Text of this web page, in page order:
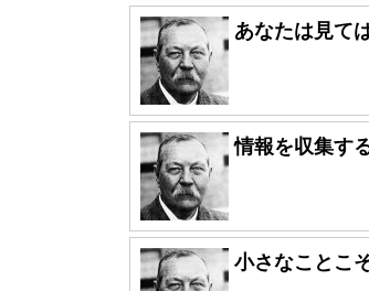
あなたは見て
情報を収集す
小さなことこ